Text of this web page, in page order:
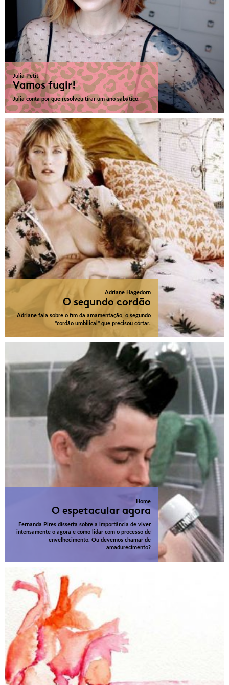
Julia Petit
Vamos fugir!
Julia conta por que resolveu tirar um ano sabático.
Adriane Hagedorn
O segundo cordão
Adriane fala sobre o fim da amamentação, o segundo
"cordão umbilical" que precisou cortar.
Home
O espetacular agora
Fernanda Pires disserta sobre a importância de viver
intensamente o agora e como lidar com o processo de
envelhecimento. Ou devemos chamar de
amadurecimento?